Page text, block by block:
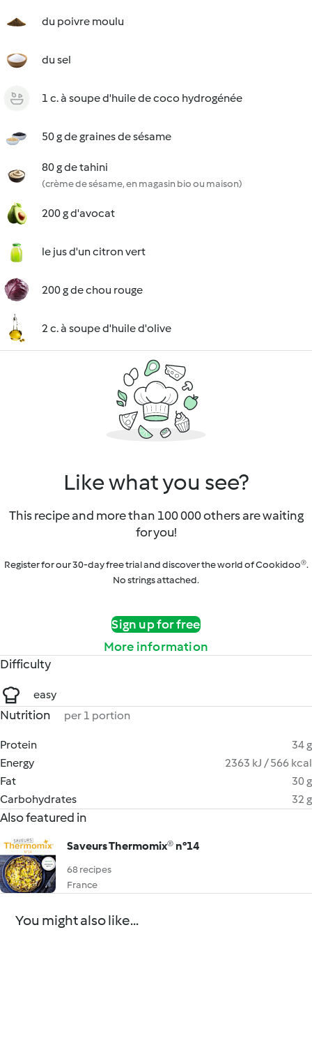
du poivre moulu
du sel
1 c. à soupe d'huile de coco hydrogénée
50 g de graines de sésame
80 g de tahini
(crème de sésame, en magasin bio ou maison)
200 g d'avocat
le jus d'un citron vert
200 g de chou rouge
2 c. à soupe d'huile d'olive
Like what you see?
This recipe and more than 100 000 others are waiting
for you!
Register for our 30-day free trial and discover the world of Cookidoo®.
No strings attached.
Sign up for free
More information
Difficulty
easy
Nutrition per 1 portion
Protein
34 g
Energy
2363 kJ / 566 kcal
Fat
30 g
Carbohydrates
32 g
Also featured in
Saveurs Thermomix® n°14
68 recipes
France
You might also like...